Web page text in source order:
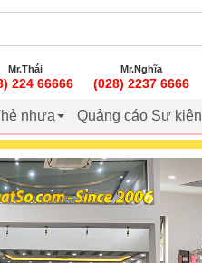
Mr.Thái
224 66666
Mr.Nghĩa
(028) 2237 6666
nhựa Quảng cáo Sự kiện